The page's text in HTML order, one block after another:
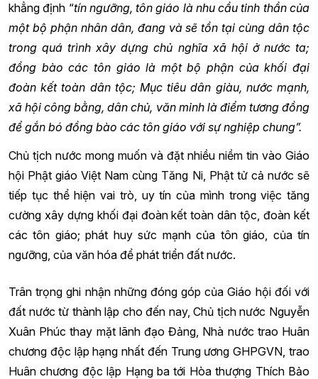
khẳng định “tín ngưỡng, tôn giáo là nhu cầu tinh thần của
một bộ phận nhân dân, đang và sẽ tồn tại cùng dân tộc
trong quá trình xây dựng chủ nghĩa xã hội ở nước ta;
đồng bào các tôn giáo là một bộ phận của khối đại
đoàn kết toàn dân tộc; Mục tiêu dân giàu, nước mạnh,
xã hội công bằng, dân chủ, văn minh là điểm tương đồng
để gắn bó đồng bào các tôn giáo với sự nghiệp chung”.
Chủ tịch nước mong muốn và đặt nhiều niềm tin vào Giáo
hội Phật giáo Việt Nam cùng Tăng Ni, Phật tử cả nước sẽ
tiếp tục thể hiện vai trò, uy tín của mình trong việc tăng
cường xây dựng khối đại đoàn kết toàn dân tộc, đoàn kết
các tôn giáo; phát huy sức mạnh của tôn giáo, của tín
ngưỡng, của văn hóa để phát triển đất nước.
Trân trọng ghi nhận những đóng góp của Giáo hội đối với
đất nước từ thành lập cho đến nay, Chủ tịch nước Nguyễn
Xuân Phúc thay mặt lãnh đạo Đảng, Nhà nước trao Huân
chương độc lập hạng nhất đến Trung ương GHPGVN, trao
Huân chương độc lập Hạng ba tới Hòa thượng Thích Bảo